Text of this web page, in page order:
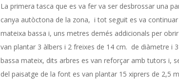
I
Ó
D
La primera tasca que es va fer va ser desbrossar una
canya autòctona de la zona, i tot seguit es va
mateixa bassa i, uns metres demés addicionals per
van plantar 3 àlbers i 2 freixes de 14 cm. de diàmetre i
bassa mateix, dits arbres es van reforçar amb tutors i,
del paisatge de la font es van plantar 15 xiprers de 2,5